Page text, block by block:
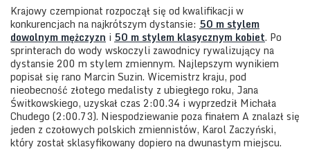
Krajowy czempionat rozpoczął się od kwalifikacji w
konkurencjach na najkrótszym dystansie: 50 m stylem
dowolnym mężczyzn i 50 m stylem klasycznym kobiet. Po
sprinterach do wody wskoczyli zawodnicy rywalizujący na
dystansie 200 m stylem zmiennym. Najlepszym wynikiem
popisał się rano Marcin Suzin. Wicemistrz kraju, pod
nieobecność złotego medalisty z ubiegłego roku, Jana
Świtkowskiego, uzyskał czas 2:00.34 i wyprzedził Michała
Chudego (2:00.73). Niespodziewanie poza finałem A znalazł się
jeden z czołowych polskich zmiennistów, Karol Zaczyński,
który został sklasyfikowany dopiero na dwunastym miejscu.